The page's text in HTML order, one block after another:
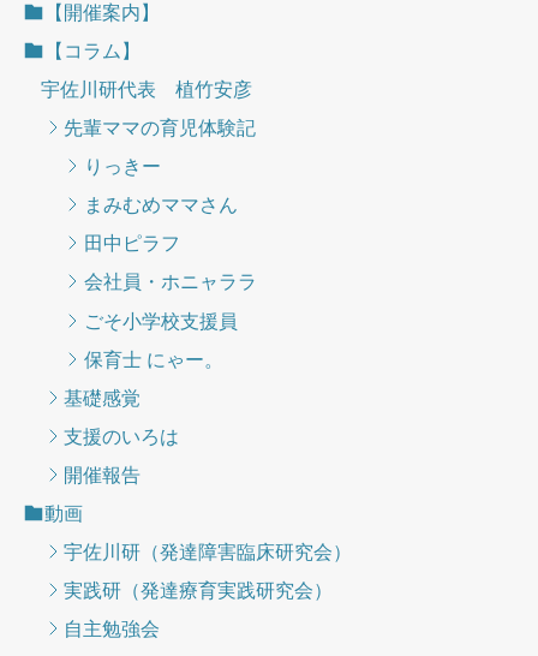
【開催案内】
【コラム】
宇佐川研代表 植竹安彦
先輩ママの育児体験記
りっきー
まみむめママさん
田中ピラフ
会社員・ホニャララ
ごそ小学校支援員
保育士 にゃー。
基礎感覚
支援のいろは
開催報告
動画
宇佐川研（発達障害臨床研究会）
実践研（発達療育実践研究会）
自主勉強会